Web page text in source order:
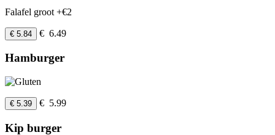
Falafel groot +€2
€ 5.84 € 6.49
Hamburger
€ 5.39 € 5.99
Kip burger